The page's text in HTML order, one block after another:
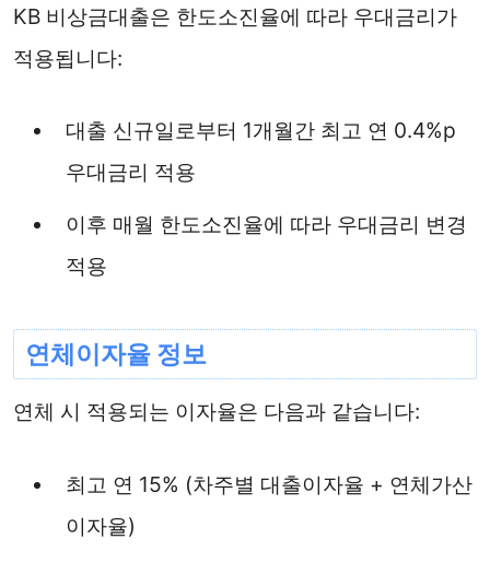
KB 비상금대출은 한도소진율에 따라 우대금리가
적용됩니다:
대출 신규일로부터 1개월간 최고 연 0.4%p
우대금리 적용
이후 매월 한도소진율에 따라 우대금리 변경
적용
연체이자율 정보
연체 시 적용되는 이자율은 다음과 같습니다:
최고 연 15% (차주별 대출이자율 + 연체가산
이자율)